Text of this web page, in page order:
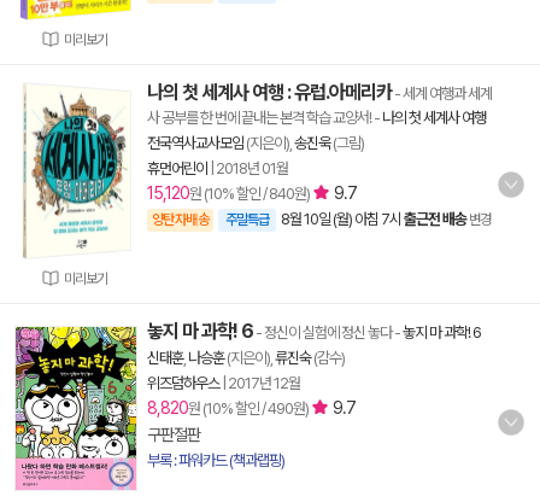
미리보기
미리보기
나의 첫 세계사 여행 : 유럽.아메리카- 세계 여행과 세계
사 공부를 한 번에 끝내는 본격 학습 교양서!- 나의 첫 세계사 여행
전국역사교사모임 (지은이), 송진욱(그림)
휴먼어린이
2018년 01월
15,120원 (10% 할인 / 840원) 9.7
양탄자배송 주말특급 8월 10일 (월) 아침 7시 출근전 배송 변경
놓지 마 과학! 6 - 정신이 실험에 정신 놓다-놓지 마 과학! 6
신태훈, 나승훈(지은이), 류진숙(감수)
위즈덤하우스| 2017년 12월
8,820원 (10% 할인 / 490원)
9.7
구판절판
부록 : 파워카드 (책과랩핑)